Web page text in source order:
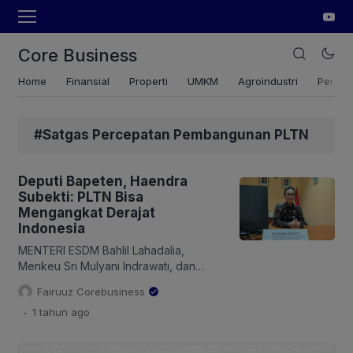
Core Business
Home Finansial Properti UMKM Agroindustri
#Satgas Percepatan Pembangunan PLTN
Deputi Bapeten, Haendra
Subekti: PLTN Bisa
Mengangkat Derajat
Indonesia
MENTERI ESDM Bahlil Lahadalia,
Menkeu Sri Mulyani Indrawati, dan
Menteri BUMN Erick Thohir telah
menandatangani Rencana Usaha
Penyediaan Tenaga Listrik (RUPTL)
Fairuuz Corebusiness
. 1 tahun ago